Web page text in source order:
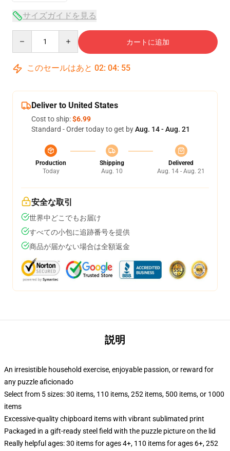
サイズガイドを見る
カートに追加
このセールはあと 02: 04: 54
Deliver to United States
Cost to ship:$6.99
Standard - Order today to get byAug. 14 - Aug. 21
Production
Today
Shipping
Aug. 10
Delivered
Aug. 14 - Aug. 21
安全な取引
世界中どこでもお届け
すべての小包に追跡番号を提供
商品が届かない場合は全額返金
説明
An irresistible household exercise, enjoyable passion, or reward for
any puzzle aficionado
Select from 5 sizes: 30 items, 110 items, 252 items, 500 items, or 1000
items
Excessive-quality chipboard items with vibrant sublimated print
Packaged in a gift-ready steel field with the puzzle picture on the lid
Really helpful ages: 30 items for ages 4+, 110 items for ages 6+, 252